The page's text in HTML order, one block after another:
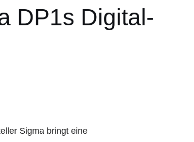
DP1s Digital-
Sigma bringt eine